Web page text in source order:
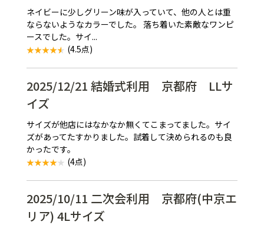
ネイビーに少しグリーン味が入っていて、他の人とは重
ならないようなカラーでした。 落ち着いた素敵なワンピ
ースでした。サイ...
(4.5点)
2025/12/21 結婚式利用 京都府 LLサ
イズ
サイズが他店にはなかなか無くてこまってました。サイ
ズがあってたすかりました。試着して決められるのも良
かったです。
(4点)
2025/10/11 二次会利用 京都府(中京エ
リア) 4Lサイズ